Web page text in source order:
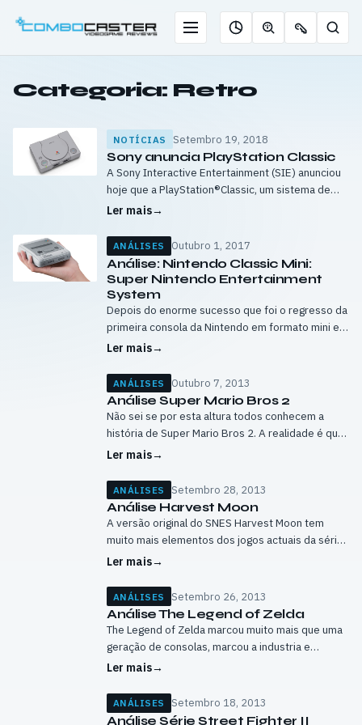
para
Menu
Roleta
de
Descobrir
jogos
Ofertas
de
Categoria: Retro
NOTÍCIAS Setembro 19, 2018
Sony anuncia PlayStation Classic
A Sony Interactive Entertainment (SIE) anunciou
hoje que a PlayStation®Classic, um sistema de
jogos em miniatura que espelha a aparência da
20…
Ler mais→
ANÁLISES Outubro 1, 2017
Análise: Nintendo Classic Mini:
Super Nintendo Entertainment
System
Depois do enorme sucesso que foi o regresso da
primeira consola da Nintendo em formato mini e
depois do fim da sua produção, poucos
Ler mais→
ANÁLISES Outubro 7, 2013
Análise Super Mario Bros 2
Não sei se por esta altura todos conhecem a
história de Super Mario Bros 2. A realidade é que
este começou por nem sequer ser um Super
Ler mais→
ANÁLISES Setembro 28, 2013
Análise Harvest Moon
A versão original do SNES Harvest Moon tem
muito mais elementos dos jogos actuais da série
do que seria de esperar e continua, ainda hoje, a
Ler mais→
ANÁLISES Setembro 26, 2013
Análise The Legend of Zelda
The Legend of Zelda marcou muito mais que uma
geração de consolas, marcou a industria e
continua a ser ainda hoje um jogo bastante
Ler mais→
ANÁLISES Setembro 18, 2013
Análise Série Street Fighter II